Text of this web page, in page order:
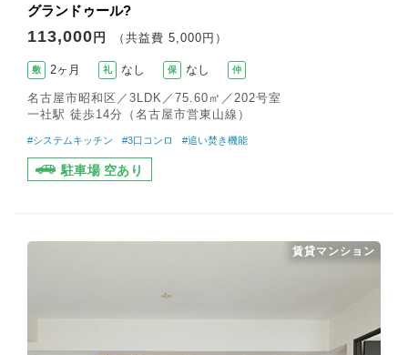
グランドゥール?
113,000 円 （共益費 5,000円）
敷 2ヶ月 礼 なし 保 なし 仲
名古屋市昭和区／3LDK／75.60㎡／202号室
一社駅 徒歩14分（名古屋市営東山線）
#システムキッチン #3口コンロ #追い焚き機能
駐車場 空あり
賃貸マンション